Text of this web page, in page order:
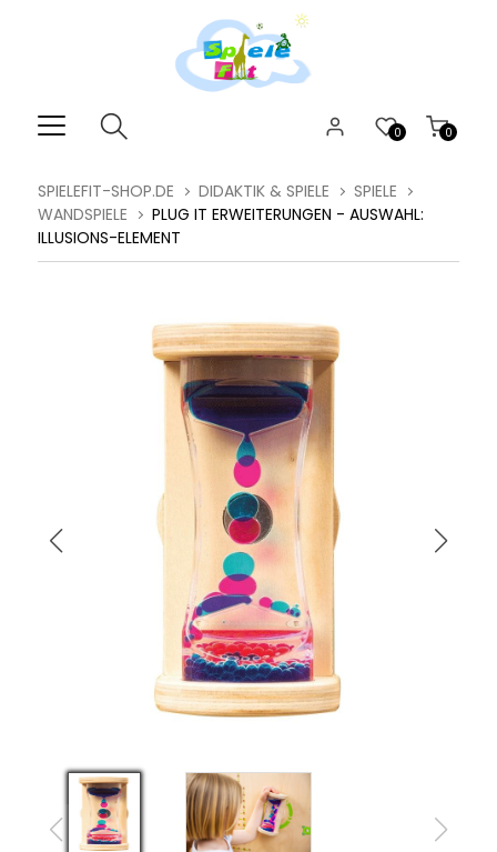
0
0
SPIELEFIT-SHOP.DE DIDAKTIK & SPIELE
SPIELE
WANDSPIELE
PLUG IT ERWEITERUNGEN - AUSWAHL:
ILLUSIONS-ELEMENT